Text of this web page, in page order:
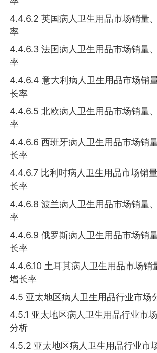
4.4.6.2 英国病人卫生用品市场销量
率
4.4.6.3 法国病人卫生用品市场销量
率
4.4.6.4 意大利病人卫生用品市场销
长率
4.4.6.5 北欧病人卫生用品市场销量
率
4.4.6.6 西班牙病人卫生用品市场销
长率
4.4.6.7 比利时病人卫生用品市场销
长率
4.4.6.8 波兰病人卫生用品市场销量
率
4.4.6.9 俄罗斯病人卫生用品市场销
长率
4.4.6.10 土耳其病人卫生用品市场销
增长率
4.5 亚太地区病人卫生用品行业市场
4.5.1 亚太地区病人卫生用品行业市
分析
4.5.2 亚太地区病人卫生用品行业市